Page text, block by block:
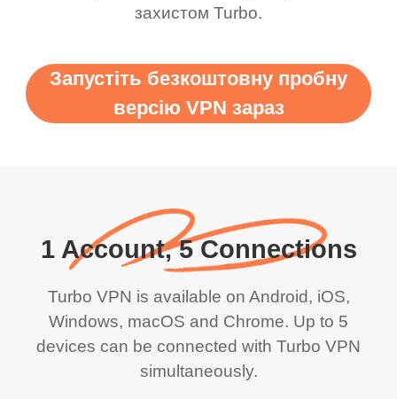
захистом Turbo.
Запустіть безкоштовну пробну
версію VPN зараз
1 Account, 5 Connections
Turbo VPN is available on Android, iOS,
Windows, macOS and Chrome. Up to 5
devices can be connected with Turbo VPN
simultaneously.